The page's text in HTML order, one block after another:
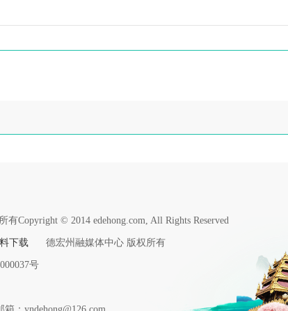
有Copyright © 2014 edehong.com, All Rights Reserved
下载 德宏州融媒体中心 版权所有
号